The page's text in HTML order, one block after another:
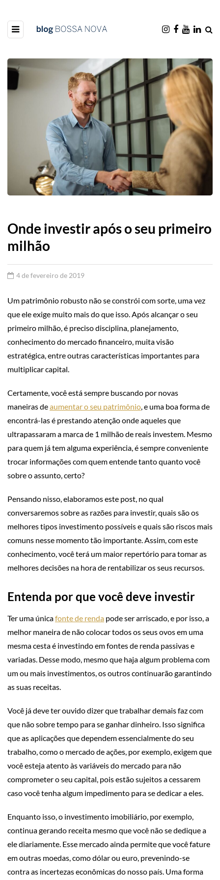
Onde investir após o seu primeiro
milhão
4 de fevereiro de 2019
Um patrimônio robusto não se constrói com sorte, uma vez
que ele exige muito mais do que isso. Após alcançar o seu
primeiro milhão, é preciso disciplina, planejamento,
conhecimento do mercado financeiro, muita visão
estratégica, entre outras características importantes para
multiplicar capital.
Certamente, você está sempre buscando por novas
maneiras deaumentar o seu patrimônio, e uma boa forma de
encontrá-las é prestando atenção onde aqueles que
ultrapassaram a marca de 1 milhão de reais investem. Mesmo
para quem já tem alguma experiência, é sempre conveniente
trocar informações com quem entende tanto quanto você
sobre o assunto, certo?
Pensando nisso, elaboramos este post, no qual
conversaremos sobre as razões para investir, quais são os
melhores tipos investimento possíveis e quais são riscos mais
comuns nesse momento tão importante. Assim, com este
conhecimento, você terá um maior repertório para tomar as
melhores decisões na hora de rentabilizar os seus recursos.
Entenda por que você deve investir
Ter uma únicafonte de renda pode ser arriscado, e por isso, a
melhor maneira de não colocar todos os seus ovos em uma
mesma cesta é investindo em fontes de renda passivas e
variadas. Desse modo, mesmo que haja algum problema com
um ou mais investimentos, os outros continuarão garantindo
as suas receitas.
Você já deve ter ouvido dizer que trabalhar demais faz com
que não sobre tempo para se ganhar dinheiro. Isso significa
que as aplicações que dependem essencialmente do seu
trabalho, como o mercado de ações, por exemplo, exigem que
você esteja atento às variáveis do mercado para não
comprometer o seu capital, pois estão sujeitos a cessarem
caso você tenha algum impedimento para se dedicar a eles.
Enquanto isso, o investimento imobiliário, por exemplo,
continua gerando receita mesmo que você não se dedique a
ele diariamente. Esse mercado ainda permite que você fature
em outras moedas, como dólar ou euro, prevenindo-se
contra as incertezas econômicas do nosso país. Uma forma